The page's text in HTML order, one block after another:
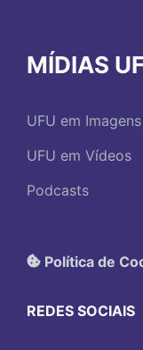
MÍDIAS
UFU em Imagens
UFU em Vídeos
Podcasts
Política de
REDES SOCIAIS